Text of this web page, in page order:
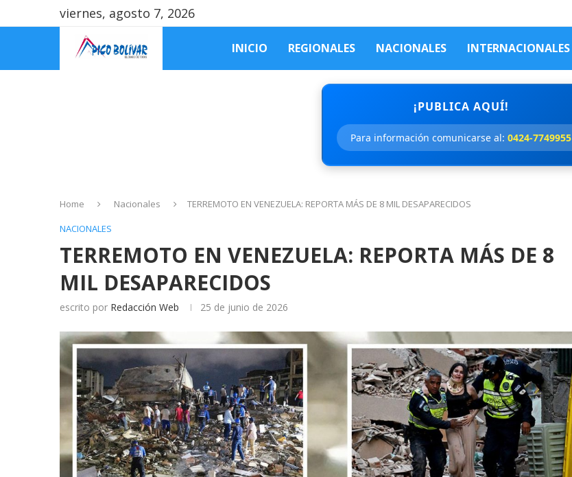
viernes, agosto 7, 2026
INICIO REGIONALES NACIONALES INTERNACIONALES
¡PUBLICA AQUÍ!
Para información comunicarse al: 0424-7749955
Home Nacionales
TERREMOTO EN VENEZUELA: REPORTA MÁS DE 8 MIL DESAPARECIDOS
NACIONALES
TERREMOTO EN VENEZUELA: REPORTA MÁS DE 8
MIL DESAPARECIDOS
escrito por Redacción Web 25 de junio de 2026